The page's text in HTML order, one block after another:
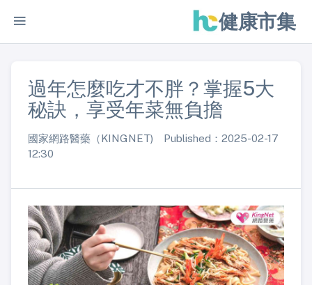
健康市集
過年怎麼吃才不胖？掌握5大
秘訣，享受年菜無負擔
國家網路醫藥（KINGNET) Published：2025-02-17
12:30